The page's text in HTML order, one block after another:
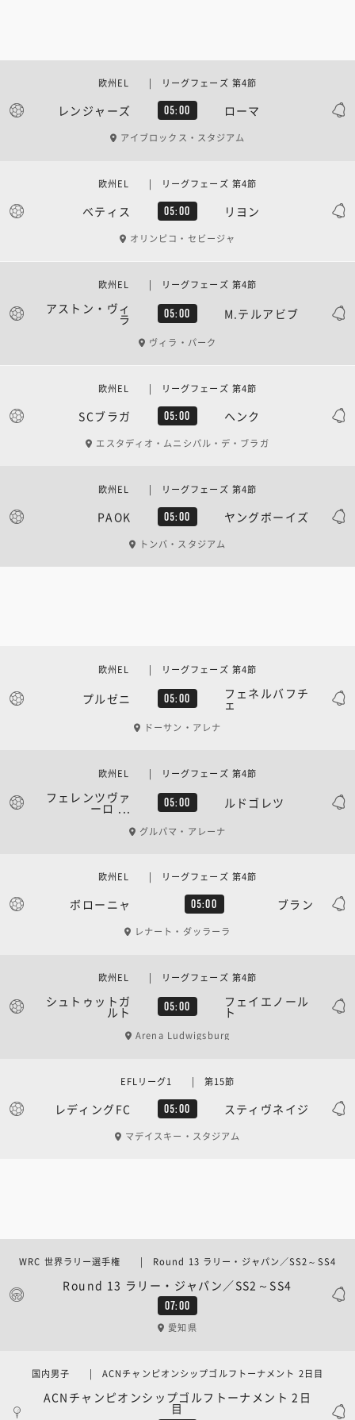
レンジャーズ 05:00 ローマ
欧州EL | リーグフェーズ 第4節
アイブロックス・スタジアム
ベティス 05:00 リヨン
欧州EL | リーグフェーズ 第4節
オリンピコ・セビージャ
アストン・ヴィ
ラ 05:00 M.テルアビブ
欧州EL | リーグフェーズ 第4節
ヴィラ・パーク
SCブラガ 05:00 ヘンク
欧州EL | リーグフェーズ 第4節
エスタディオ・ムニシパル・デ・ブラガ
PAOK 05:00 ヤングボーイズ
欧州EL | リーグフェーズ 第4節
トンバ・スタジアム
プルゼニ 05:00 フェネルバフチ
ェ
欧州EL | リーグフェーズ 第4節
ドーサン・アレナ
フェレンツヴァ
ーロ ... 05:00 ルドゴレツ
欧州EL | リーグフェーズ 第4節
グルパマ・アレーナ
ボローニャ 05:00 ブラン
欧州EL | リーグフェーズ 第4節
レナート・ダッラーラ
シュトゥットガ
ルト 05:00 フェイエノール
ト
欧州EL | リーグフェーズ 第4節
Arena Ludwigsburg
レディングFC 05:00 スティヴネイジ
EFLリーグ1 | 第15節
マデイスキー・スタジアム
07:00
Round 13 ラリー・ジャパン／SS2～SS4
WRC 世界ラリー選手権 | Round 13 ラリー・ジャパン／SS2～SS4
愛知県
ACNチャンピオンシップゴルフトーナメント 2日
目
国内男子 | ACNチャンピオンシップゴルフトーナメント 2日目